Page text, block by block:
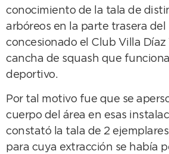
conocimiento de la tala de
arbóreos en la parte trasera del
concesionado el Club Villa Díaz
cancha de squash que
deportivo.
Por tal motivo fue que se
cuerpo del área en esas
constató la tala de 2
para cuya extracción se había